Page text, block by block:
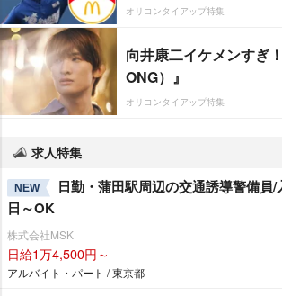
オリコンタイアップ特集
向井康二イケメンすぎ
ONG）』
オリコンタイアップ特集
求人特集
NEW
日勤・蒲田駅周辺の交通誘導警備員/
日～OK
株式会社MSK
日給1万4,500円～
アルバイト・パート / 東京都